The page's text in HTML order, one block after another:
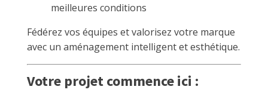
meilleures conditions
Fédérez vos équipes et valorisez votre marque
avec un aménagement intelligent et esthétique.
Votre projet commence ici :